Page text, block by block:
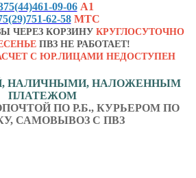
09-06 А1
62-58 МТС
ЧЕРЕЗ КОРЗИНУ КРУГЛОСУТОЧНО
ПВЗ НЕ РАБОТАЕТ!
С ЮР.ЛИЦАМИ НЕДОСТУПЕН
НАЛИЧНЫМИ, НАЛОЖЕННЫМ
ПЛАТЕЖОМ
ПО Р.Б., КУРЬЕРОМ ПО
САМОВЫВОЗ С ПВЗ